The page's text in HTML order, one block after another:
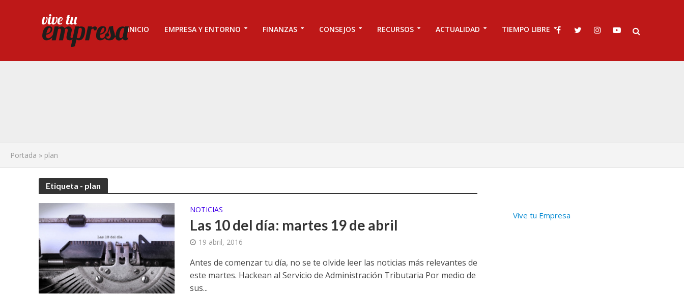
INICIO EMPRESA Y ENTORNO FINANZAS CONSEJOS RECURSOS ACTUALIDAD TIEMPO LIBRE
Portada » plan
Etiqueta - plan
NOTICIAS
Las 10 del día: martes 19 de abril
19 abril, 2016
Antes de comenzar tu día, no se te olvide leer las noticias más relevantes de
este martes. Hackean al Servicio de Administración Tributaria Por medio de
sus...
Vive tu Empresa